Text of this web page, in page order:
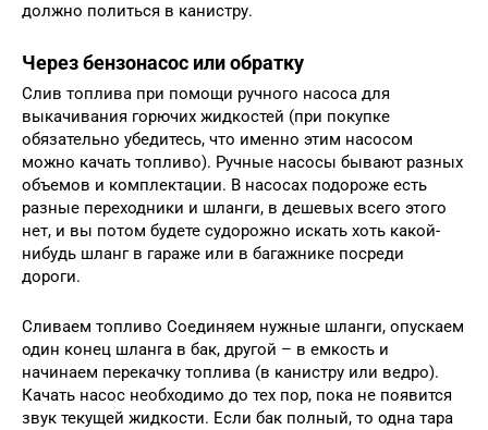
должно политься в канистру.
Через бензонасос или обратку
Слив топлива при помощи ручного насоса для
выкачивания горючих жидкостей (при покупке
обязательно убедитесь, что именно этим насосом
можно качать топливо). Ручные насосы бывают разных
объемов и комплектации. В насосах подороже есть
разные переходники и шланги, в дешевых всего этого
нет, и вы потом будете судорожно искать хоть какой-
нибудь шланг в гараже или в багажнике посреди
дороги.
Сливаем топливо Соединяем нужные шланги, опускаем
один конец шланга в бак, другой – в емкость и
начинаем перекачку топлива (в канистру или ведро).
Качать насос необходимо до тех пор, пока не появится
звук текущей жидкости. Если бак полный, то одна тара